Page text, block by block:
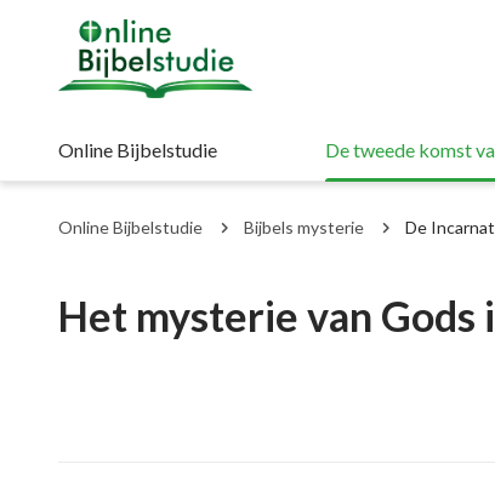
Online Bijbelstudie De tweede komst
Online Bijbelstudie Bijbels mysterie De
Het mysterie van Gods